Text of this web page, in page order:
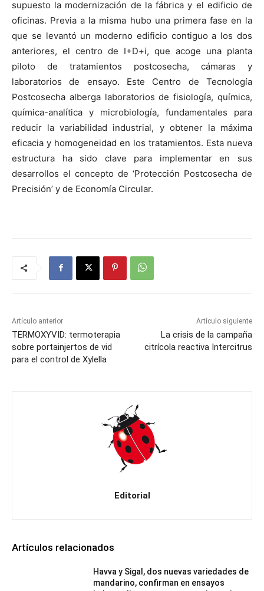
supuesto la modernización de la fábrica y el edificio de
oficinas. Previa a la misma hubo una primera fase en la
que se levantó un moderno edificio contiguo a los dos
anteriores, el centro de I+D+i, que acoge una planta
piloto de tratamientos postcosecha, cámaras y
laboratorios de ensayo. Este Centro de Tecnología
Postcosecha alberga laboratorios de fisiología, química,
química-analítica y microbiología, fundamentales para
reducir la variabilidad industrial, y obtener la máxima
eficacia y homogeneidad en los tratamientos. Esta nueva
estructura ha sido clave para implementar en sus
desarrollos el concepto de ‘Protección Postcosecha de
Precisión’ y de Economía Circular.
Artículo anterior
TERMOXYVID: termoterapia
sobre portainjertos de vid
para el control de Xylella
Artículo siguiente
La crisis de la campaña
citrícola reactiva Intercitrus
Editorial
Artículos relacionados
Havva y Sigal, dos nuevas variedades de
mandarino, confirman en ensayos